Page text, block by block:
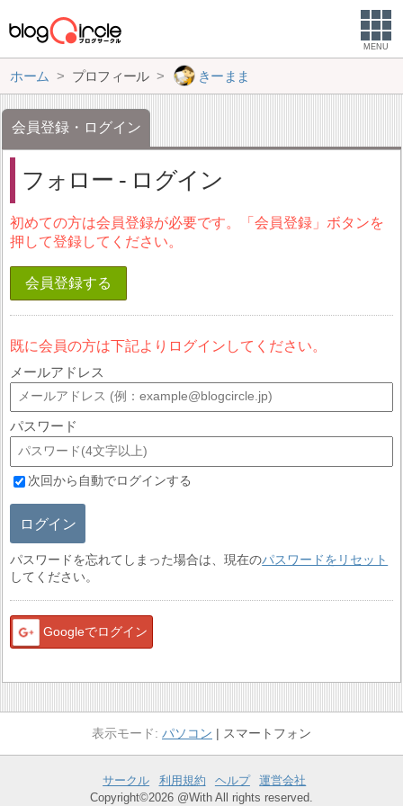
MENU
ホーム プロフィール きーまま
会員登録・ログイン
フォロー - ログイン
初めての方は会員登録が必要です。「会員登録」ボタンを
押して登録してください。
会員登録する
既に会員の方は下記よりログインしてください。
メールアドレス
パスワード
次回から自動でログインする
ログイン
パスワードを忘れてしまった場合は、現在のパスワードをリセット
してください。
Googleでログイン
パソコン スマートフォン
サークル 利用規約 ヘルプ
運営会社
Copyright©2026 @With All rights reserved.